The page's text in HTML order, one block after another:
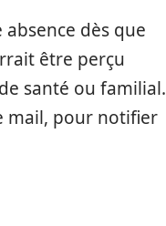
dès que
être perçu
santé ou familial.
mail, pour notifier